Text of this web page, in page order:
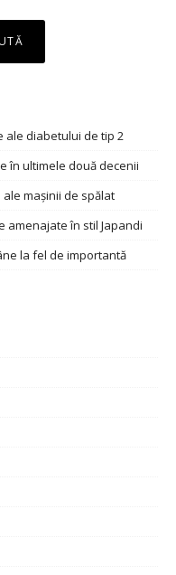
ale diabetului de tip 2
în ultimele două decenii
mașinii de spălat
amenajate în stil Japandi
la fel de importantă